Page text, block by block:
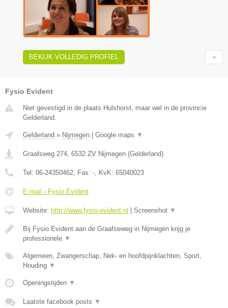
BEKIJK VOLLEDIG PROFIEL
Fysio Evident
Niet gevestigd in de plaats Hulshorst, maar wel in de provincie
Gelderland.
Gelderland » Nijmegen Google maps ▼
Graafsweg 274 6532 ZV Nijmegen (Gelderland)
Tel: 06-24350462 , Fax: - , KvK: 65040023
E-mail › Fysio Evident
Website: http://www.fysio-evident.nl Screenshot ▼
Bij Fysio Evident aan de Graafseweg in Nijmegen krijg je
professionele ▼
Algemeen, Zwangerschap, Nek- en hoofdpijnklachten, Sport,
Houding ▼
Openingstijden ▼
Laatste facebook posts ▼